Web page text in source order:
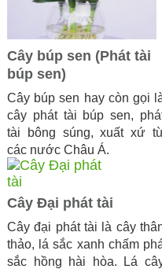
Cây búp sen (Phát tài
búp sen)
Cây búp sen hay còn gọi
cây phát tài búp sen,
tài bông súng, xuất xứ
các nước Châu Á.
Cây Đại phát tài
Cây đại phát tài là cây
thảo, lá sắc xanh chấm
sắc hồng hài hòa. Lá